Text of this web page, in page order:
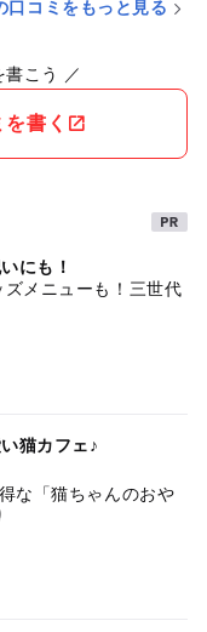
口コミをもっと見る
書こう ／
書く
にも！
メニューも！三世代
猫カフェ♪
な「猫ちゃんのおや